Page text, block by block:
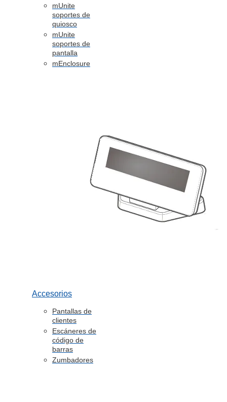
mUnite
soportes de
quiosco
mUnite
soportes de
pantalla
mEnclosure
Accesorios
Pantallas de
clientes
Escáneres de
código de
barras
Zumbadores